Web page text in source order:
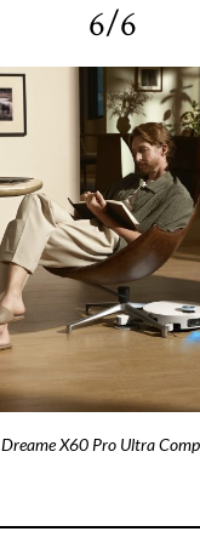
6/6
Dreame X60 Pro Ultra